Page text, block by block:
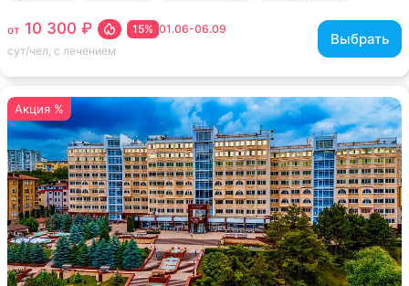
01.06-06.09
15%
от 10 300 ₽
сут/чел, с лечением
Выбрать
ещё 6
Акция %